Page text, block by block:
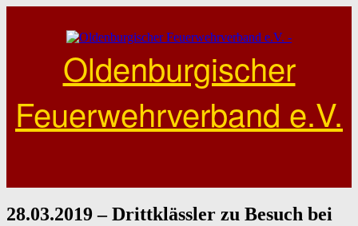
Oldenburgischer
Feuerwehrverband e.V.
28.03.2019 – Drittklässler zu Besuch bei